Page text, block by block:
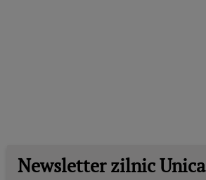
Newsletter zilnic Unica